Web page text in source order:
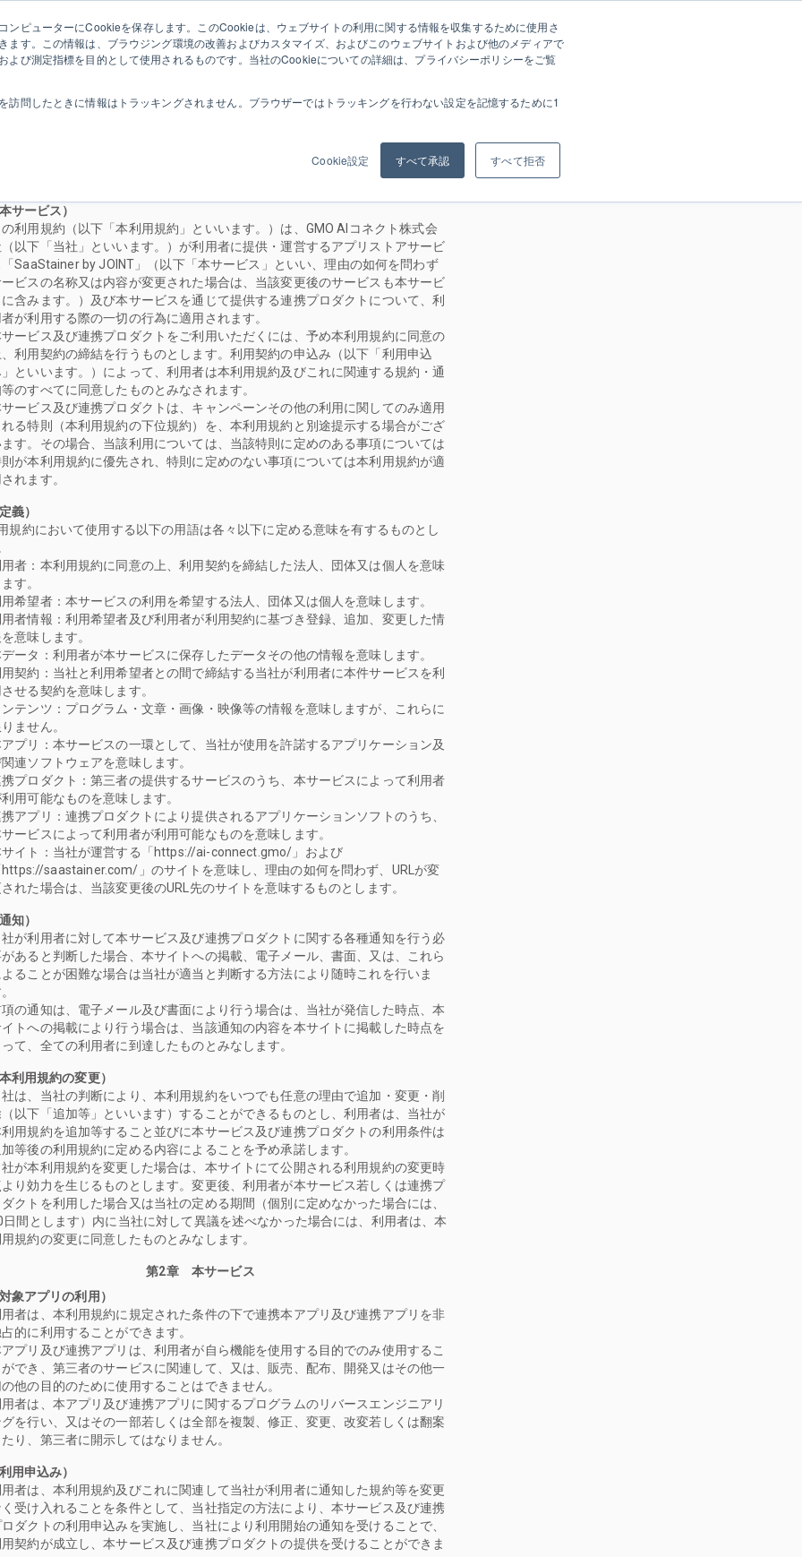
ンピューターにCookieを保存します。このCookieは、ウェブサイトの利用に関する情報を収集するために使用さ
ます。この情報は、ブラウジング環境の改善およびカスタマイズ、およびこのウェブサイトおよび他のメディアで
よび測定指標を目的として使用されるものです。当社のCookieについての詳細は、プライバシーポリシーをご覧
訪問したときに情報はトラッキングされません。ブラウザーではトラッキングを行わない設定を記憶するために1
Cookie設定 すべて承認 すべて拒否
無料会員登録 ログイン
サービス）
利用規約（以下「本利用規約」といいます。）は、GMO AIコネクト株式会
以下「当社」といいます。）が利用者に提供・運営するアプリストアサービ
SaaStainer by JOINT」（以下「本サービス」といい、理由の如何を問わず
ビスの名称又は内容が変更された場合は、当該変更後のサービスも本サービ
含みます。）及び本サービスを通じて提供する連携プロダクトについて、利
が利用する際の一切の行為に適用されます。
ービス及び連携プロダクトをご利用いただくには、予め本利用規約に同意の
利用契約の締結を行うものとします。利用契約の申込み（以下「利用申込
といいます。）によって、利用者は本利用規約及びこれに関連する規約・通
のすべてに同意したものとみなされます。
ービス及び連携プロダクトは、キャンペーンその他の利用に関してのみ適用
る特則（本利用規約の下位規約）を、本利用規約と別途提示する場合がござ
す。その場合、当該利用については、当該特則に定めのある事項については
が本利用規約に優先され、特則に定めのない事項については本利用規約が適
れます。
義）
規約において使用する以下の用語は各々以下に定める意味を有するものとし
者：本利用規約に同意の上、利用契約を締結した法人、団体又は個人を意味
す。
希望者：本サービスの利用を希望する法人、団体又は個人を意味します。
者情報：利用希望者及び利用者が利用契約に基づき登録、追加、変更した情
意味します。
ータ：利用者が本サービスに保存したデータその他の情報を意味します。
契約：当社と利用希望者との間で締結する当社が利用者に本件サービスを利
せる契約を意味します。
テンツ：プログラム・文章・画像・映像等の情報を意味しますが、これらに
ません。
プリ：本サービスの一環として、当社が使用を許諾するアプリケーション及
連ソフトウェアを意味します。
プロダクト：第三者の提供するサービスのうち、本サービスによって利用者
用可能なものを意味します。
アプリ：連携プロダクトにより提供されるアプリケーションソフトのうち、
ービスによって利用者が利用可能なものを意味します。
サイト：当社が運営する「https://ai-connect.gmo/」および
saastainer.com/」のサイトを意味し、理由の如何を問わず、URLが変
れた場合は、当該変更後のURL先のサイトを意味するものとします。
知）
が利用者に対して本サービス及び連携プロダクトに関する各種通知を行う必
あると判断した場合、本サイトへの掲載、電子メール、書面、又は、これら
ることが困難な場合は当社が適当と判断する方法により随時これを行いま
の通知は、電子メール及び書面により行う場合は、当社が発信した時点、本
トへの掲載により行う場合は、当該通知の内容を本サイトに掲載した時点を
て、全ての利用者に到達したものとみなします。
利用規約の変更）
は、当社の判断により、本利用規約をいつでも任意の理由で追加・変更・削
以下「追加等」といいます）することができるものとし、利用者は、当社が
用規約を追加等すること並びに本サービス及び連携プロダクトの利用条件は
等後の利用規約に定める内容によることを予め承諾します。
が本利用規約を変更した場合は、本サイトにて公開される利用規約の変更時
り効力を生じるものとします。変更後、利用者が本サービス若しくは連携プ
クトを利用した場合又は当社の定める期間（個別に定めなかった場合には、
日間とします）内に当社に対して異議を述べなかった場合には、利用者は、本
規約の変更に同意したものとみなします。
第2章 本サービス
象アプリの利用）
者は、本利用規約に規定された条件の下で連携本アプリ及び連携アプリを非
的に利用することができます。
プリ及び連携アプリは、利用者が自ら機能を使用する目的でのみ使用するこ
でき、第三者のサービスに関連して、又は、販売、配布、開発又はその他一
他の目的のために使用することはできません。
者は、本アプリ及び連携アプリに関するプログラムのリバースエンジニアリ
を行い、又はその一部若しくは全部を複製、修正、変更、改変若しくは翻案
り、第三者に開示してはなりません。
用申込み）
者は、本利用規約及びこれに関連して当社が利用者に通知した規約等を変更
受け入れることを条件として、当社指定の方法により、本サービス及び連携
ダクトの利用申込みを実施し、当社により利用開始の通知を受けることで、
契約が成立し、本サービス及び連携プロダクトの提供を受けることができま